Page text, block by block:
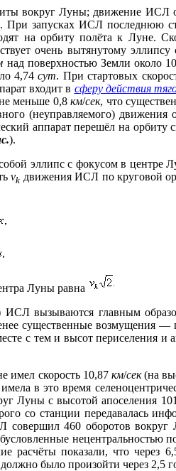
вокруг Луны; движение ИСЛ
запусках ИСЛ последнюю
на орбиту полёта к Луне.
очень вытянутому
над поверхностью Земли около
4,74сут. При стартовых
входит в сферу действия
не меньше 0,8км/сек, что
(неуправляемого) движения
аппарат перешёл на
).
эллипс с фокусом в центре
vk движения ИСЛ по круговой
Луны равна
вызываются главным
существенные возмущения
с тем и высот периселения и
имел скорость 10,87 км/сек(на
в это время
Луны с высотой апоселения
со станции передавалась
460 оборотов вокруг
нецентральностью
расчёты показали, что через
было произойти через 2,5